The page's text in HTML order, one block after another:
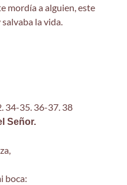
mordía a alguien, este
la vida.
34-35. 36-37. 38
Señor.
boca: